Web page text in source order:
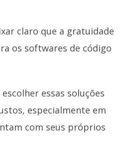
claro que a gratuidade
os softwares de código
essas soluções
especialmente em
com seus próprios